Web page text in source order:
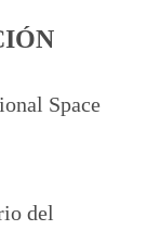
Space
del